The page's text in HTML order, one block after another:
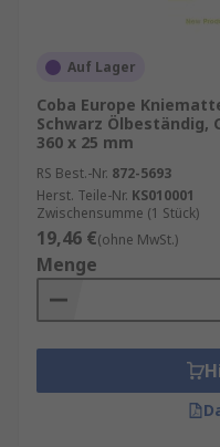
Auf Lager
Coba Europe
Schwarz Ölbeständig,
360 x 25 mm
RS Best.-Nr. 872-5693
Herst. Teile-Nr. KS010001
Zwischensumme (1 Stück)
19,46 €(ohne MwSt.)
Menge